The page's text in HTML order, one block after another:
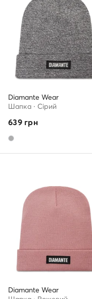
Diamante Wear
Шапкa · Сірий
639грн
Diamante Wear